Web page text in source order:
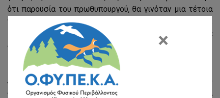
ότι παρουσία του πρωθυπουργού, θα γινόταν μια τέτοια
προφανής παραβίαση του υφιστάμενου κανονισμού (δηλ.
μετακίνηση εκτός υφιστάμενου οδικού δικτύου ή σε
δίκτυο που ελέγχεται με μπάρες).
Επιπλέον, οφείλει το κοινό να γνωρίζει ότι ο Φορέας
Διαχείρισης δεν έχει ανακριτικά καθήκοντα αλλά μόνο
συμβουλευτικό ρόλο. Κάθε παρανομία καταγράφεται και
×